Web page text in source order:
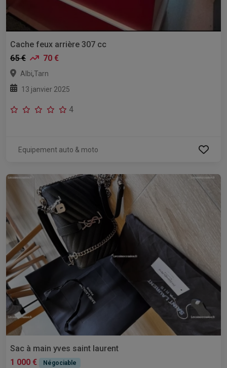
Cache feux arrière 307 cc
65 €
70 €
Albi,Tarn
13 janvier 2025
4
Equipement auto & moto
Sac à main yves saint laurent
1 000 €
Négociable